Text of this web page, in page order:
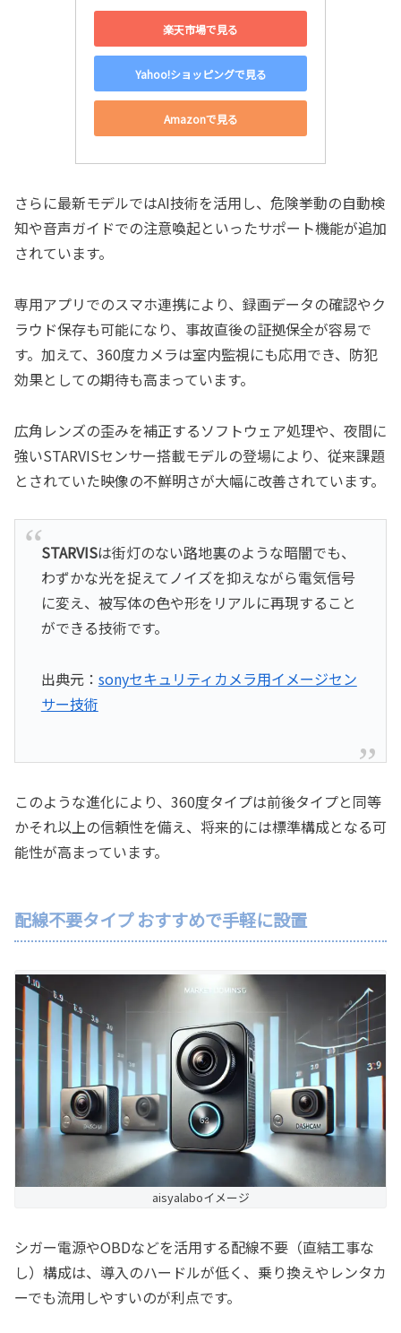
楽天市場で見る
Yahoo!ショッピングで見る
Amazonで見る
さらに最新モデルではAI技術を活用し、危険挙動の自動検
知や音声ガイドでの注意喚起といったサポート機能が追加
されています。
専用アプリでのスマホ連携により、録画データの確認やク
ラウド保存も可能になり、事故直後の証拠保全が容易で
す。加えて、360度カメラは室内監視にも応用でき、防犯
効果としての期待も高まっています。
広角レンズの歪みを補正するソフトウェア処理や、夜間に
強いSTARVISセンサー搭載モデルの登場により、従来課題
とされていた映像の不鮮明さが大幅に改善されています。
STARVISは街灯のない路地裏のような暗闇でも、
わずかな光を捉えてノイズを抑えながら電気信号
に変え、被写体の色や形をリアルに再現すること
ができる技術です。
出典元： sonyセキュリティカメラ用イメージセン
サー技術
このような進化により、360度タイプは前後タイプと同等
かそれ以上の信頼性を備え、将来的には標準構成となる可
能性が高まっています。
配線不要タイプ おすすめで手軽に設置
aisyalaboイメージ
シガー電源やOBDなどを活用する配線不要（直結工事な
し）構成は、導入のハードルが低く、乗り換えやレンタカ
ーでも流用しやすいのが利点です。